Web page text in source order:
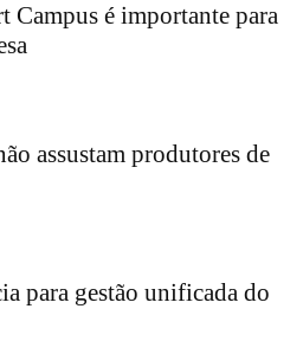
Campus é importante para
assustam produtores de
para gestão unificada do